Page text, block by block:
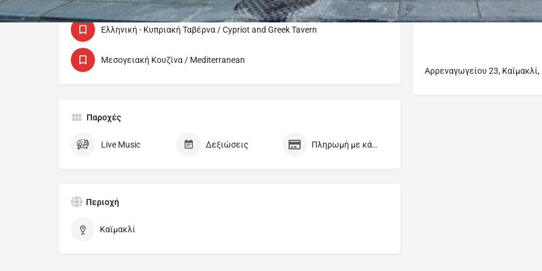
Κατηγορίες
Ελληνική - Κυπριακή Ταβέρνα / Cypriot and Greek Tavern
Μεσογειακή Κουζίνα / Mediterranean
Παροχές
Live Music Δεξιώσεις Πληρωμή με κάρτα
Περιοχή
Καϊμακλί
Αρρεναγωγείου 23,